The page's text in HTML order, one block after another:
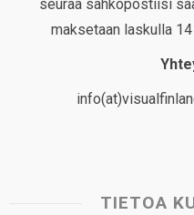
seuraa sähköpostiisi
maksetaan laskulla
TIETOA